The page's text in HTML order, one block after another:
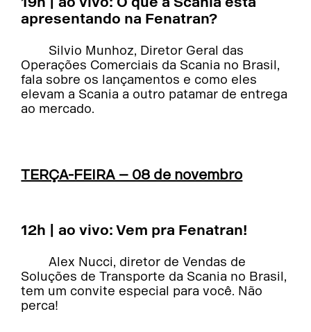
apresentando na Fenatran?
Silvio Munhoz, Diretor Geral das
Operações Comerciais da Scania no Brasil,
fala sobre os lançamentos e como eles
elevam a Scania a outro patamar de entrega
ao mercado.
TERÇA-FEIRA – 08 de novembro
12h | ao vivo: Vem pra Fenatran!
Alex Nucci, diretor de Vendas de
Soluções de Transporte da Scania no Brasil,
tem um convite especial para você. Não
perca!